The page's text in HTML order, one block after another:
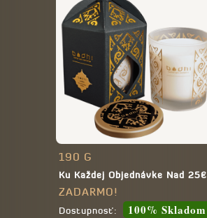
190 G
Ku Každej Objednávke Nad 25€
ZADARMO!
Dostupnosť: 100% Skladom